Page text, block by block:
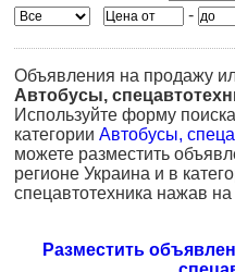
-
Объявления на продажу
Автобусы,
Используйте форму
категории Автобусы,
можете разместить
регионе Украина и в
спецавтотехника нажав
Разместить